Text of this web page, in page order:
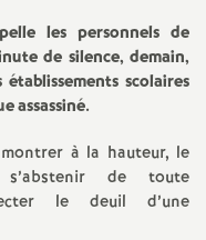
e
m
e
les personnels de
de silence, demain,
scolaires
assassiné.
à la hauteur, le
de toute
le deuil d’une